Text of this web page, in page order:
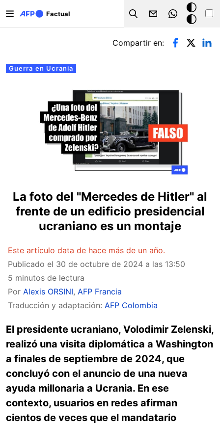
Factual
Search
Modo
oscuro
Solapas principales
Guerra en Ucrania
Compartir en:
La foto del "Mercedes de Hitler" al
frente de un edificio presidencial
ucraniano es un montaje
Este artículo data de hace más de un año.
Publicado el 30 de octubre de 2024 a las 13:50
5 minutos de lectura
Por Alexis ORSINI, AFP Francia
Traducción y adaptación: AFP Colombia
El presidente ucraniano, Volodimir Zelenski,
realizó una visita diplomática a Washington
a finales de septiembre de 2024, que
concluyó con el anuncio de una nueva
ayuda millonaria a Ucrania. En ese
contexto, usuarios en redes afirman
cientos de veces que el mandatario